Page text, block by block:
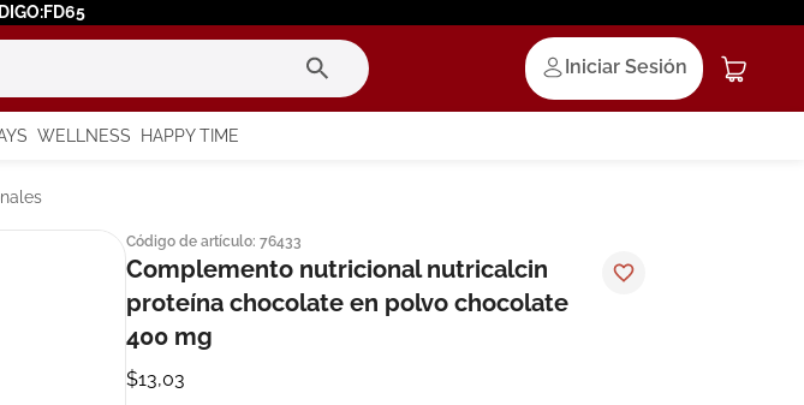
Iniciar Sesión
WELLNESS HAPPY TIME
Código de artículo: 76433
Complemento nutricional nutricalcin
proteína chocolate en polvo chocolate
400 mg
$13,03